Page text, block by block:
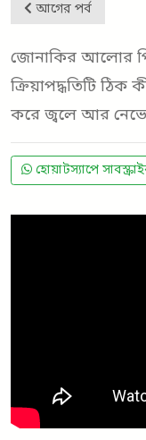
আগের পর্ব
জোনাকির আলোর
ক্রিয়াপদ্ধতিটি
করে জ্বলে আর
হোয়াটস্যাপে